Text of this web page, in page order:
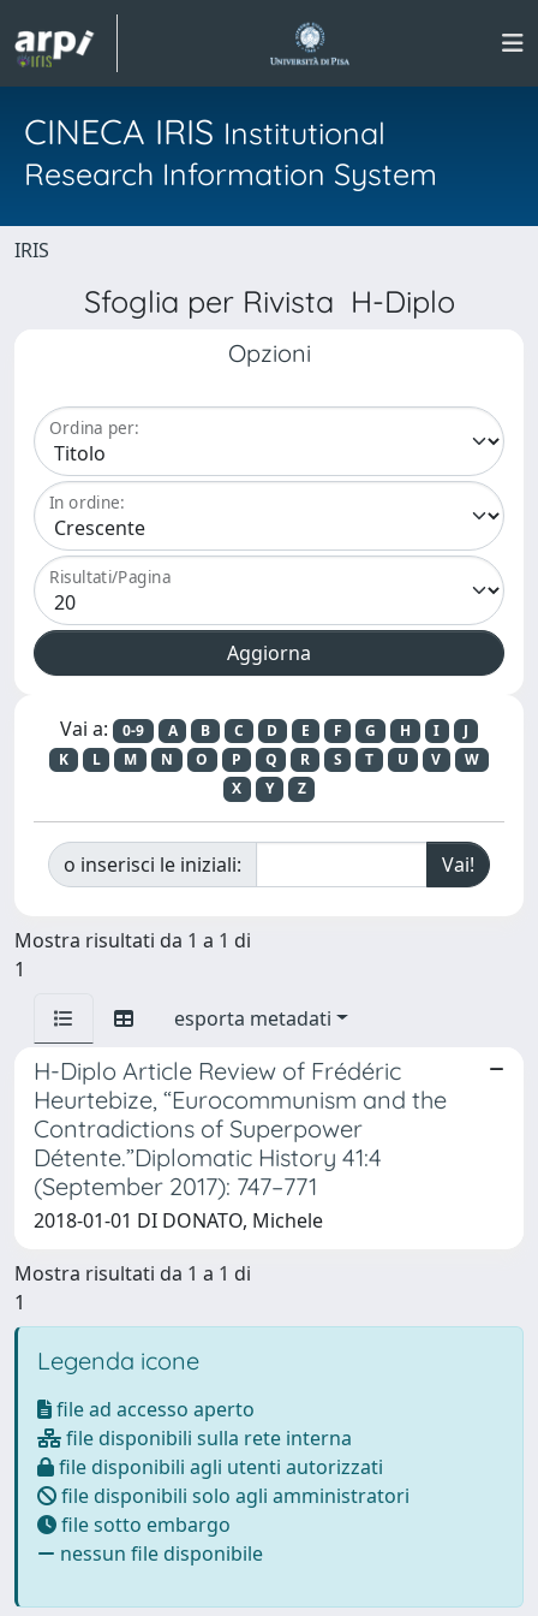
CINECA IRIS Institutional
Research Information System
IRIS
Sfoglia per Rivista H-Diplo
Opzioni
Ordina per:
In ordine:
Risultati/Pagina
Vai a: 0-9 A B C D E F G H I
J
K
L M N O P Q R S T U V
W
X
Y Z
o inserisci le iniziali:
Mostra risultati da 1 a 1 di
1
esporta metadati
H-Diplo Article Review of Frédéric
Heurtebize, “Eurocommunism and the
Contradictions of Superpower
Détente.”Diplomatic History 41:4
(September 2017): 747–771
2018-01-01 DI DONATO, Michele
Mostra risultati da 1 a 1 di
1
Legenda icone
file ad accesso aperto
file disponibili sulla rete interna
file disponibili agli utenti autorizzati
file disponibili solo agli amministratori
file sotto embargo
nessun file disponibile